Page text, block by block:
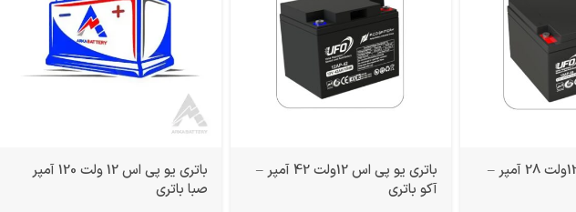
باتری یو پی اس 12ولت 28 آمپر –
باتری یو پی اس 12ولت 42 آمپر –
آکو باتری
باتری یو پی اس 12 ولت 120 آمپر
صبا باتری